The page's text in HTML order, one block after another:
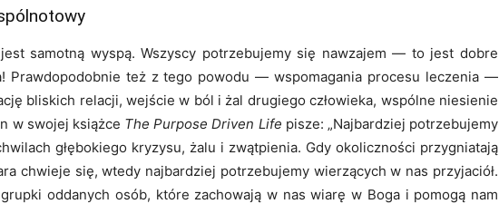
samotną wyspą. Wszyscy potrzebujemy się nawzajem — to jest dobre
Prawdopodobnie też z tego powodu — wspomagania procesu leczenia —
bliskich relacji, wejście w ból i żal drugie­go człowieka, wspólne niesienie
w swojej książce The Purpose Driven Life pisze: „Najbardziej potrzebujemy
głębokiego kryzysu, żalu i zwątpienia. Gdy okolicz­ności przygniatają
chwieje się, wtedy najbardziej potrze­bujemy wierzących w nas przyjaciół.
oddanych osób, które zachowają w nas wiarę w Boga i pomogą nam